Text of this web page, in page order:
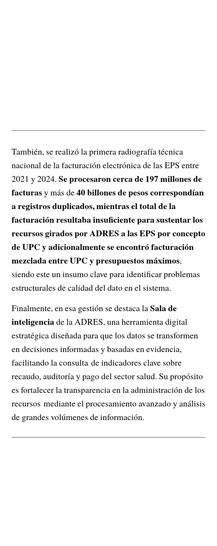
También, se realizó la primera radiografía técnica
nacional de la facturación electrónica de las EPS entre
2021 y 2024. Se procesaron cerca de 197 millones de
facturasy más de40 billones de pesos correspondían
a registros duplicados, mientras el total de la
facturación resultaba insuficiente para sustentar los
recursos girados por ADRES a las EPS por concepto
de UPC y adicionalmente se encontró facturación
mezclada entre UPC y presupuestos máximos,
siendo este un insumo clave para identificar problemas
estructurales de calidad del dato en el sistema.
Finalmente, en esa gestión se destaca laSala de
inteligenciade la ADRES, una herramienta digital
estratégica diseñada para que los datos se transformen
en decisiones informadas y basadas en evidencia,
facilitando la consulta de indicadores clave sobre
recaudo, auditoría y pago del sector salud. Su propósito
es fortalecer la transparencia en la administración de los
recursos mediante el procesamiento avanzado y análisis
de grandes volúmenes de información.